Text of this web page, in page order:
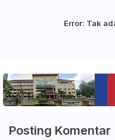
Error: Tak
Posting Komentar